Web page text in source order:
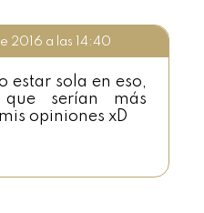
2016 a las 14:40
estar sola en eso,
que serían más
opiniones xD